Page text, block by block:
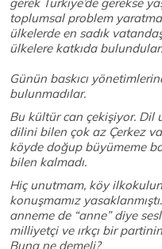
toplumsal problem
ülkelerde en sadık
ülkelere katkıda bulundular.
Günün baskıcı
bulunmadılar.
Bu kültür can çekişiyor. Dil
dilini bilen çok az Çerkez
köyde doğup büyümeme
bilen kalmadı.
Hiç unutmam, köy
konuşmamız
anneme de “anne” diye
milliyetçi ve ırkçı bir
Buna ne demeli?